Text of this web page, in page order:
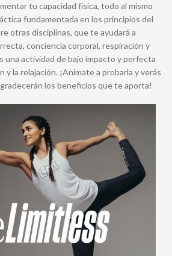
tu capacidad física, todo al mismo
fundamentada en los principios del
otras disciplinas, que te ayudará a
conciencia corporal, respiración y
una actividad de bajo impacto y perfecta
y la relajación. ¡Anímate a probarla y verás
los beneficios que te aporta!